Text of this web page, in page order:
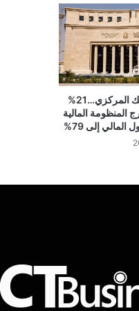
على مسئولية البنك المركزي…21%
المنظومة المالية
إلى 79%